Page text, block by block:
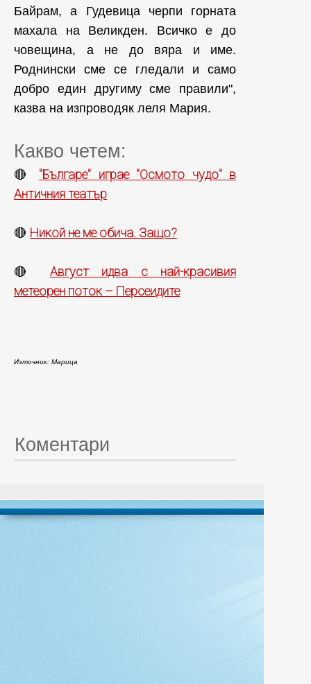
Байрам, а Гудевица черпи горната
махала на Великден. Всичко е до
човещина, а не до вяра и име.
Роднински сме се гледали и само
добро един другиму сме правили",
казва на изпроводяк леля Мария.
Какво четем:
🔴 "Българе" играе "Осмото чудо" в
Античния театър
🔴 Никой не ме обича. Защо?
🔴 Август идва с най-красивия
метеорен поток – Персеидите
Източник: Марица
Коментари